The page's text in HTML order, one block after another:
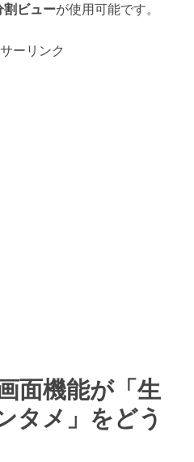
割ビューが使用可能です。
ーリンク
面機能が「生
タメ」をどう